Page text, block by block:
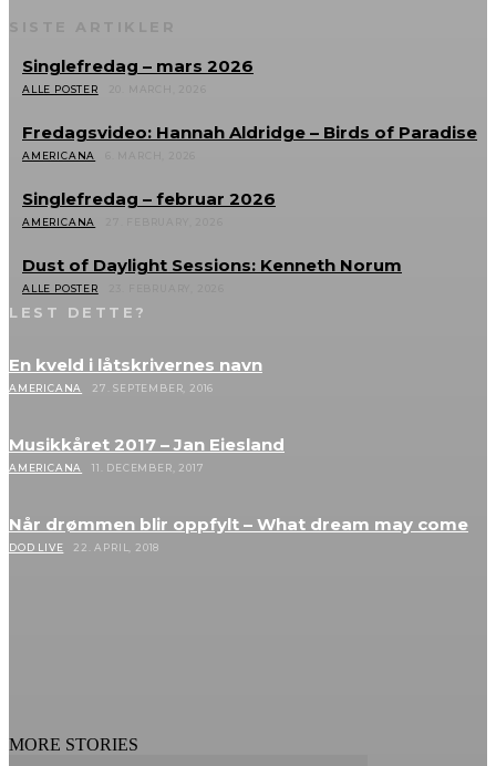
Singlefredag – mars 2026
ALLE POSTER
Fredagsvideo: Hannah Aldridge – Birds of Paradise
AMERICANA
Singlefredag – februar 2026
AMERICANA
Dust of Daylight Sessions: Kenneth Norum
ALLE POSTER
LEST DETTE?
En kveld i låtskrivernes navn
AMERICANA 27. SEPTEMBER, 2016
Musikkåret 2017 – Jan Eiesland
AMERICANA 11. DECEMBER, 2017
Når drømmen blir oppfylt – What dream may come
DOD LIVE 22. APRIL, 2018
MORE STORIES